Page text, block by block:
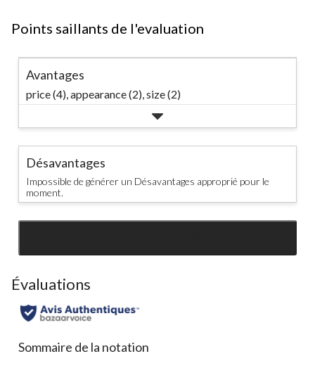
Points saillants de l'evaluation
Avantages
price (4),appearance (2),size (2)
Désavantages
Impossible de générer un Désavantages approprié pour le
moment.
Évaluations
Sommaire de la notation